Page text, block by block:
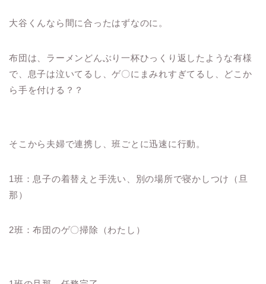
大谷くんなら間に合ったはずなのに。
布団は、ラーメンどんぶり一杯ひっくり返したような有様
で、息子は泣いてるし、ゲ〇にまみれすぎてるし、どこか
ら手を付ける？？
そこから夫婦で連携し、班ごとに迅速に行動。
1班：息子の着替えと手洗い、別の場所で寝かしつけ（旦
那）
2班：布団のゲ〇掃除（わたし）